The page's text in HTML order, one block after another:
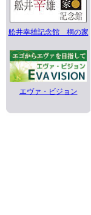
舩井幸雄記念館 桐の家
エヴァ・ビジョン